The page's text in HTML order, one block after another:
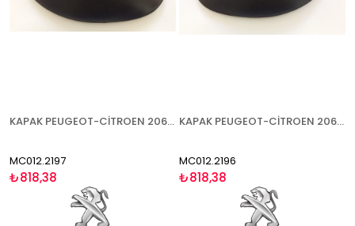
KAPAK PEUGEOT-CİTROEN 206 XSARA PİCASSO (C2 C3 1007 2003-) 1998-2003 SAĞ
MC012.2197
₺818,38
KAPAK PEUGEOT-CİTROEN 206 XSARA PİCASSO (C2 C3 1007 2003-) 1998-2003 SOL
MC012.2196
₺818,38